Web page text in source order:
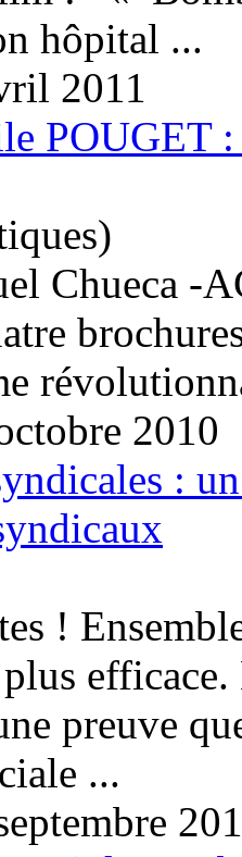
hôpital ...
2011
POUGET :
2010
:
!
preuve
...